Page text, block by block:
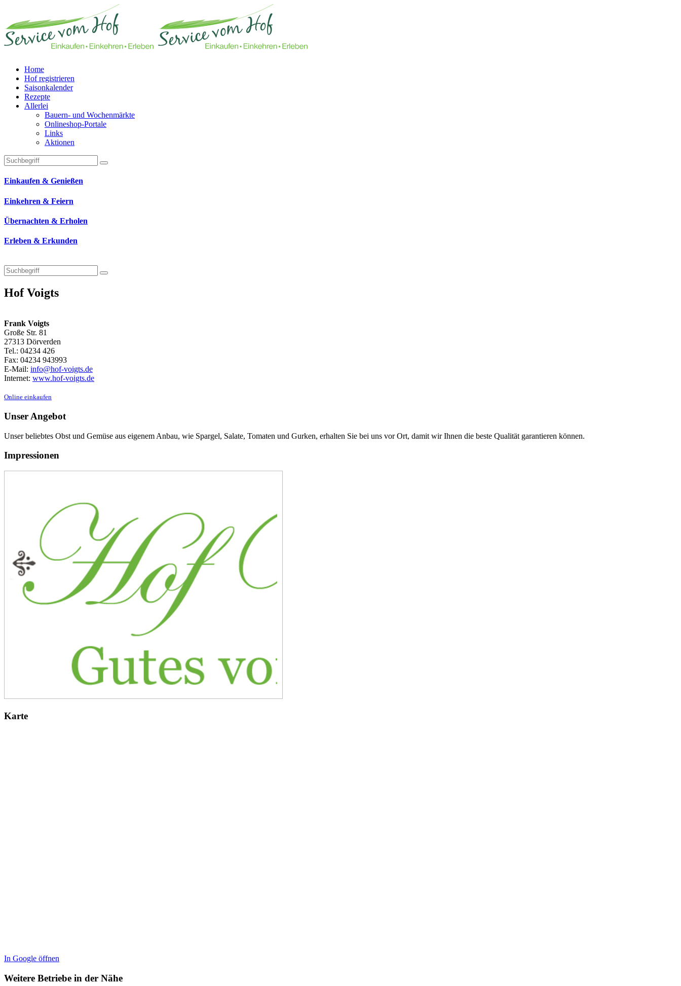
Home
Hof registrieren
Saisonkalender
Rezepte
Allerlei
Bauern- und Wochenmärkte
Onlineshop-Portale
Links
Aktionen
Technisches Feld: Suchfeld
Technisches Feld: Suchbutton
Suche absenden
Einkaufen & Genießen
Einkehren & Feiern
Übernachten & Erholen
Erleben & Erkunden
Hof Voigts
Frank Voigts
Große Str. 81
27313 Dörverden
Tel.: 04234 426
Fax: 04234 943993
E-Mail: info@hof-voigts.de
Internet: www.hof-voigts.de
Online einkaufen
Unser Angebot
Unser beliebtes Obst und Gemüse aus eigenem Anbau, wie Spargel, Salate, Tomaten und Gurken, erhalten Sie bei uns vor Ort, damit wir Ihnen die beste Qualität garantieren können.
Impressionen
Karte
In Google öffnen
Weitere Betriebe in der Nähe